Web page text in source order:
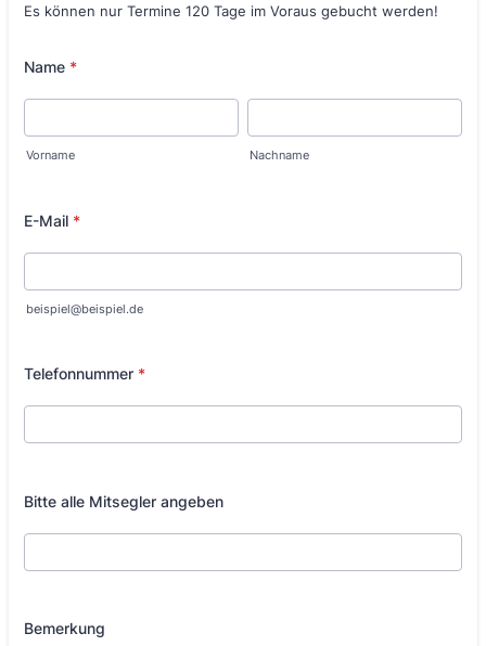
Es können nur Termine 120 Tage im Voraus gebucht werden!
Name *
Vorname Nachname
E-Mail *
beispiel@beispiel.de
Telefonnummer *
Bitte alle Mitsegler angeben
Bemerkung